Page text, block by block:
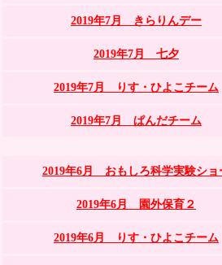
2019年7月 きらりんデー
2019年7月 七夕
2019年7月 りす・ひよこチーム
2019年7月 ぱんだチーム
2019年6月 おもしろ科学実験ショ
2019年6月 園外保育２
2019年6月 りす・ひよこチーム